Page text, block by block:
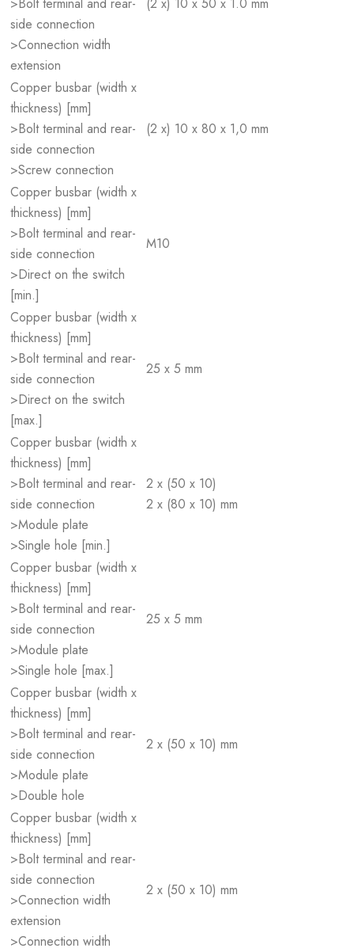
>Bolt terminal and rear-
side connection
>Connection width
extension
(2 x) 10 x 50 x 1.0 mm
Copper busbar (width x
thickness) [mm]
>Bolt terminal and rear-
side connection
>Screw connection
(2 x) 10 x 80 x 1,0 mm
Copper busbar (width x
thickness) [mm]
>Bolt terminal and rear-
side connection
>Direct on the switch
[min.]
M10
Copper busbar (width x
thickness) [mm]
>Bolt terminal and rear-
side connection
>Direct on the switch
[max.]
25 x 5 mm
Copper busbar (width x
thickness) [mm]
>Bolt terminal and rear-
side connection
>Module plate
>Single hole [min.]
2 x (50 x 10)
2 x (80 x 10) mm
Copper busbar (width x
thickness) [mm]
>Bolt terminal and rear-
side connection
>Module plate
>Single hole [max.]
25 x 5 mm
Copper busbar (width x
thickness) [mm]
>Bolt terminal and rear-
side connection
>Module plate
>Double hole
2 x (50 x 10) mm
Copper busbar (width x
thickness) [mm]
>Bolt terminal and rear-
side connection
>Connection width
extension
>Connection width
2 x (50 x 10) mm